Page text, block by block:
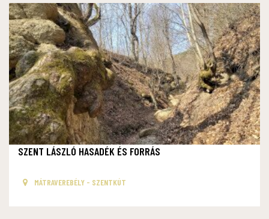
SZENT LÁSZLÓ HASADÉK ÉS FORRÁS
MÁTRAVEREBÉLY - SZENTKÚT